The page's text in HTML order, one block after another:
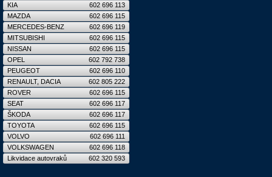
KIA
602 696 113
MAZDA
602 696 115
MERCEDES-BENZ
602 696 119
MITSUBISHI
602 696 115
NISSAN
602 696 115
OPEL
602 792 738
PEUGEOT
602 696 110
RENAULT, DACIA
602 805 222
ROVER
602 696 115
SEAT
602 696 117
ŠKODA
602 696 117
TOYOTA
602 696 115
VOLVO
602 696 111
VOLKSWAGEN
602 696 118
Likvidace autovraků
602 320 593